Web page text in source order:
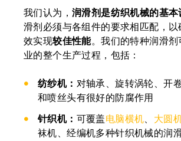
我们认为， 润滑剂是纺织机械的基本
滑剂必须与各组件的要求相匹配，
效实现较佳性能。我们的特种润滑剂
业的整个生产过程，包括：
纺纱机： 对轴承、旋转涡轮、开
和喷丝头有很好的防腐作用
针织机： 可覆盖电脑横机、 大圆
袜机、经编机多种针织机械的润